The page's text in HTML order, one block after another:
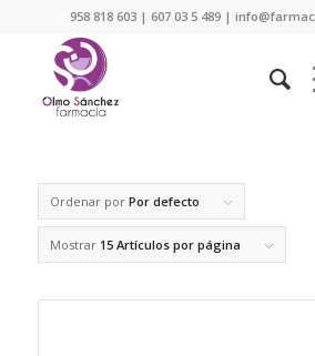
958 818 603 | 607 03 5 489 |
Ordenar por Por defecto
Mostrar 15 Artículos por página